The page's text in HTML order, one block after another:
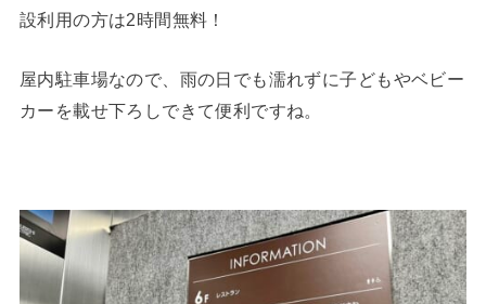
設利用の方は2時間無料！
屋内駐車場なので、雨の日でも濡れずに子どもやベビー
カーを載せ下ろしできて便利ですね。